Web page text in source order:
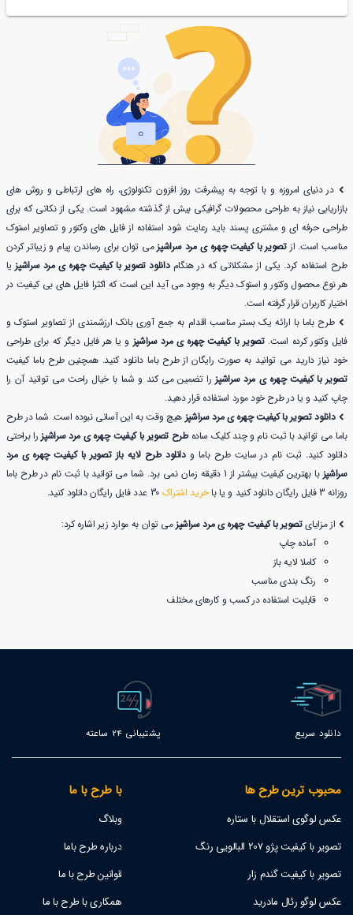
در دنیای امروزه و با توجه به پیشرفت روز افزون تکنولوژی، راه های ارتباطی و روش های
بازاریابی نیاز به طراحی محصولات گرافیکی بیش از گذشته مشهود است. یکی از نکاتی که برای
طراحی حرفه ای و مشتری پسند باید رعایت شود استفاده از فایل های وکتور و تصاویر استوک
مناسب است. از تصویر با کیفیت چهره ی مرد سراشپزمی توان برای رساندن پیام و زیباتر کردن
طرح استفاده کرد. یکی از مشکلاتی که در هنگام دانلود تصویر با کیفیت چهره ی مرد سراشپز یا
هر نوع محصول وکتور و استوک دیگر به وجود می آید این است که اکثرا فایل های بی کیفیت در
اختیار کاربران قرار گرفته است.
طرح باما با ارائه یک بستر مناسب اقدام به جمع آوری بانک ارزشمندی از تصاویر استوک و
فایل وکتور کرده است. تصویر با کیفیت چهره ی مرد سراشپز و یا هر فایل دیگر که برای طراحی
خود نیاز دارید می توانید به صورت رایگان از طرح باما دانلود کنید. همچنین طرح باما کیفیت
تصویر با کیفیت چهره ی مرد سراشپز را تضمین می کند و شما با خیال راحت می توانید آن را
چاپ کنید و یا در طرح خود مورد استفاده قرار دهید.
دانلود تصویر با کیفیت چهره ی مرد سراشپز هیچ وقت به این آسانی نبوده است. شما در طرح
باما می توانید با ثبت نام و چند کلیک ساده طرح تصویر با کیفیت چهره ی مرد سراشپز را براحتی
دانلود کنید. ثبت نام در سایت طرح باما و دانلود طرح لایه باز تصویر با کیفیت چهره ی مرد
سراشپز
با بهترین کیفیت بیشتر از 1 دقیقه زمان نمی برد. شما می توانید با ثبت نام در طرح باما
روزانه 3 فایل رایگان دانلود کنید و یا با
خرید اشتراک30 عدد فایل رایگان دانلود کنید.
از مزایایتصویر با کیفیت چهره ی مرد سراشپزمی توان به موارد زیر اشاره کرد:
آماده چاپ
کاملا لایه باز
رنگ بندی مناسب
قابلیت استفاده در کسب و کارهای مختلف
دانلود سریع پشتیبانی 24 ساعته
محبوب ترین طرح ها
عکس لوگوی استقلال با ستاره
تصویر با کیفیت پژو 207 البالویی رنگ
تصویر با کیفیت گندم زار
عکس لوگو رئال مادرید
با طرح با ما
وبلاگ
درباره طرح باما
قوانین طرح با ما
همکاری با طرح با ما